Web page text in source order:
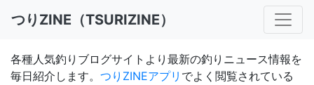
つりZINE（TSURIZINE）
各種人気釣りブログサイトより最新の釣りニュース情報を
毎日紹介します。 つりZINEアプリ でよく閲覧されている